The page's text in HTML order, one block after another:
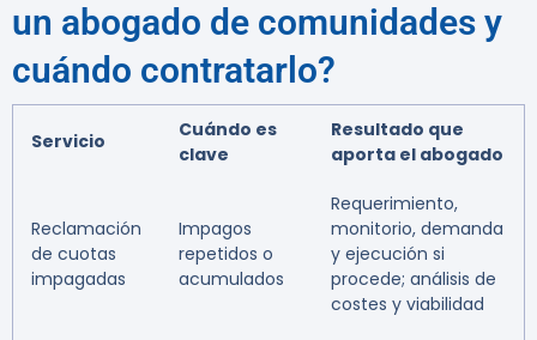
un abogado de comunidades y
cuándo contratarlo?
Servicio
Cuándo es
clave
Resultado que
aporta el abogado
Reclamación
de cuotas
impagadas
Impagos
repetidos o
acumulados
Requerimiento,
monitorio, demanda
y ejecución si
procede; análisis de
costes y viabilidad